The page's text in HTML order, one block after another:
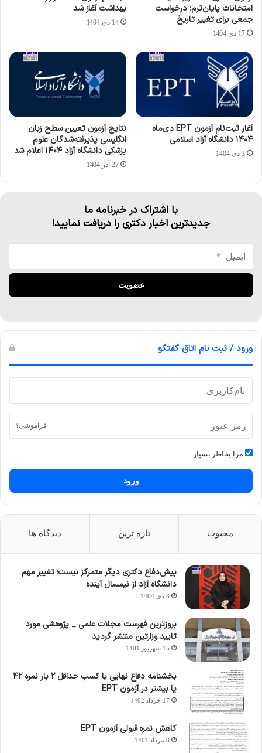
امتحانات پایان‌ترم؛ درخواست
جمعی برای تغییر تاریخ
17 دی 1404
بهداشت آغاز شد
14 دی 1404
آغاز ثبت‌نام آزمون EPT دی‌ماه
۱۴۰۴ دانشگاه آزاد اسلامی
3 دی 1404
نتایج آزمون تعیین سطح زبان
انگلیسی پذیرفته‌شدگان علوم
پزشکی دانشگاه آزاد ۱۴۰۴ اعلام شد
27 آذر 1404
با اشتراک در خبرنامه ما
جدیدترین اخبار دکتری را دریافت نمایید!
ورود / ثبت نام اتاق گفتگو
فراموشی؟
مرا بخاطر بسپار
ورود
محبوب تازه ترین دیدگاه ها
پیش‌دفاع دکتری دیگر متمرکز نیست؛ تغییر مهم
دانشگاه آزاد از نیمسال آینده
8 دی 1404
بروزترین فهرست مجلات علمی _ پژوهشی مورد
تایید وزارتین منتشر گردید
15 شهریور 1401
بخشنامه دفاع نهایی با کسب حداقل ۲ بار نمره ۴۲
یا بیشتر در آزمون EPT
17 خرداد 1402
کاهش نمره قبولی آزمون EPT
8 مرداد 1401